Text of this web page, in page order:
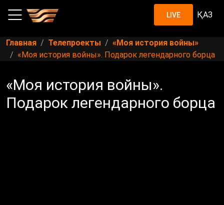
LIVE ҚАЗ
Главная Телепроекты
«Моя история войны»
«Моя история войны». Подарок легендарного борца
«Моя история войны».
Подарок легендарного борца